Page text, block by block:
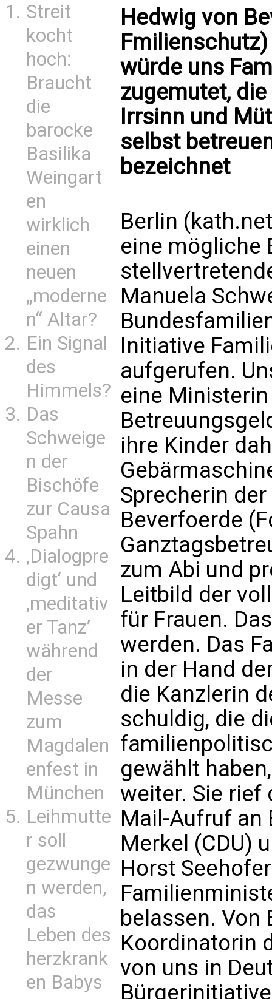
Streit
kocht
hoch:
Braucht
die
barocke
Basilika
Weingart
en
wirklich
einen
neuen
„moderne
n“ Altar?
Ein Signal
des
Himmels?
Das
Schweige
n der
Bischöfe
zur Causa
Spahn
‚Dialogpre
digt‘ und
‚meditativ
er Tanz’
während
der
Messe
zum
Magdalen
enfest in
München
Leihmutte
r soll
gezwunge
n werden,
das
Leben des
herzkrank
en Babys
Hedwig von
würde uns
zugemutet,
Irrsinn und
selbst
bezeichnet
Berlin
eine mögliche
Manuela
Initiative
aufgerufen.
eine
ihre Kinder
Sprecherin
Beverfoerde
zum Abi und
Leitbild der
für Frauen.
werden. Das
in der Hand
die Kanzlerin
schuldig, die
gewählt
weiter. Sie rief
Mail-Aufruf an
Merkel (CDU)
Horst
belassen. Von
Koordinatorin
von uns in
Bürgerinitiative